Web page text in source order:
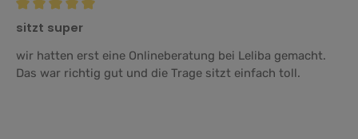
Recension med betyg på 5 av 5 stjärnor
sitzt super
wir hatten erst eine Onlineberatung bei Leliba gemacht.
Das war richtig gut und die Trage sitzt einfach toll.